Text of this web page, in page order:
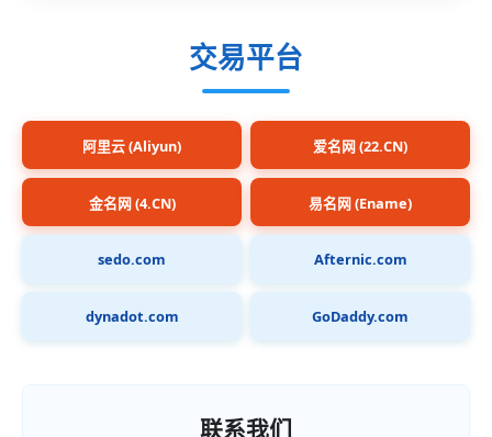
交易平台
阿里云 (Aliyun) 爱名网 (22.CN)
金名网 (4.CN) 易名网 (Ename)
sedo.com Afternic.com
dynadot.com GoDaddy.com
联系我们